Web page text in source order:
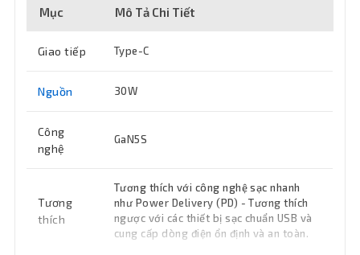
Mục Mô Tả Chi Tiết
Giao tiếp Type-C
Nguồn 30W
Công
nghệ
GaN5S
Tương
thích
Tương thích với công nghệ sạc nhanh
như Power Delivery (PD) - Tương thích
ngược với các thiết bị sạc chuẩn USB và
cung cấp dòng điện ổn định và an toàn.